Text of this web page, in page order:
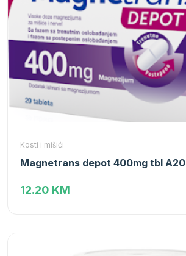
Kosti i mišići
Magnetrans depot 400mg tbl A20
12.20 KM